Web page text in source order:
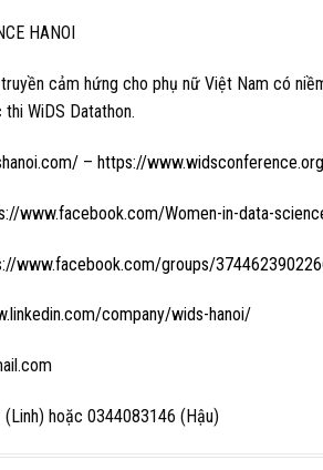
HANOI
cảm hứng cho phụ nữ Việt Nam có
WiDS Datathon.
– https://
www.facebook.com/Women-in-data-
www.facebook.com/groups/
company/wids-hanoi/
hoặc 0344083146 (Hậu)